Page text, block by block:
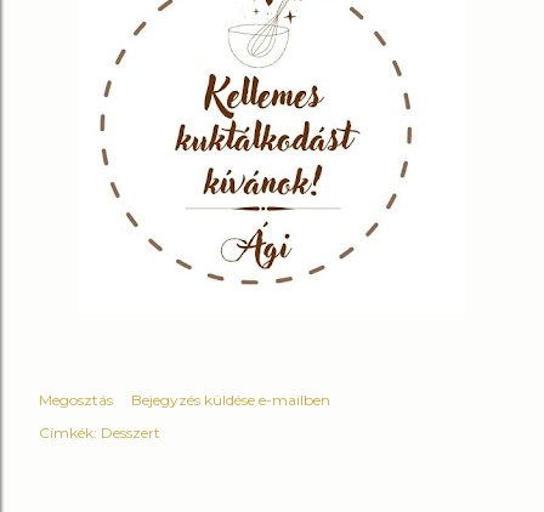
Megosztás
Bejegyzés küldése e-mailben
Címkék: Desszert